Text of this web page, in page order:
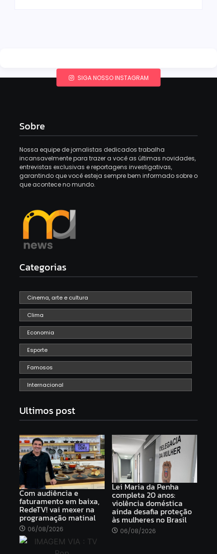
SIGA NOSSO INSTAGRAM
Sobre
Nossa equipe de jornalistas dedicados trabalha
incansavelmente para trazer a você as últimas novidades,
entrevistas exclusivas e reportagens investigativas,
garantindo que você esteja sempre bem informado sobre o
que acontece no mundo.
Categorias
Cinema, arte e cultura
Clima
Economia
Esporte
Famosos
Internacional
Ultimos post
Com audiência e
faturamento em baixa,
RedeTV! vai mexer na
programação matinal
06/08/2026
Lei Maria da Penha
completa 20 anos:
violência doméstica
ainda desafia proteção
às mulheres no Brasil
06/08/2026